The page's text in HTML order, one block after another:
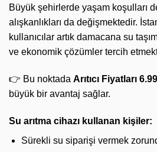
Büyük şehirlerde yaşam koşulları
alışkanlıkları da değişmektedir.
kullanıcılar artık damacana su
ve ekonomik çözümler tercih
👉 Bu noktada Arıtıcı Fiyatları
büyük bir avantaj sağlar.
Su arıtma cihazı kullanan kişiler:
Sürekli su siparişi vermek